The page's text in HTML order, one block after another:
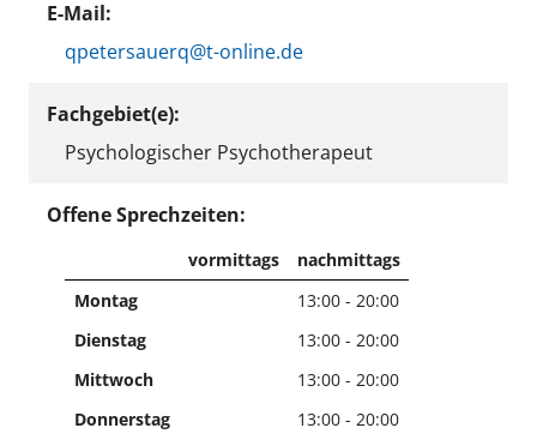
E-Mail:
qpetersauerq@t-online.de
Fachgebiet(e):
Psychologischer Psychotherapeut
Offene Sprechzeiten:
vormittags
nachmittags
Montag
13:00 - 20:00
Dienstag
13:00 - 20:00
Mittwoch
13:00 - 20:00
Donnerstag
13:00 - 20:00